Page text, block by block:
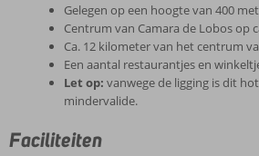
Gelegen op een hoogte van 400
Centrum van Camara de Lobos op
Ca. 12 kilometer van het centrum
Een aantal restaurantjes en
Let op: vanwege de ligging is dit
mindervalide.
Faciliteiten